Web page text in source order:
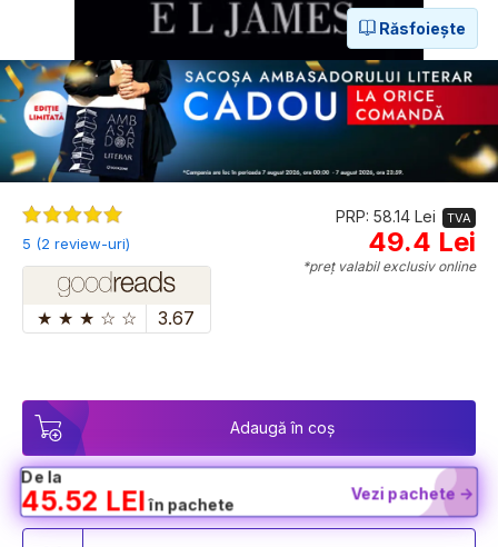
Răsfoiește
5 (2 review-uri)
★ ★ ★ ☆ ☆ 3.67
PRP: 58.14 Lei TVA
49.4 Lei
*preț valabil exclusiv online
Adaugă în coș
De la
45.52 LEI în pachete
Vezi pachete ->